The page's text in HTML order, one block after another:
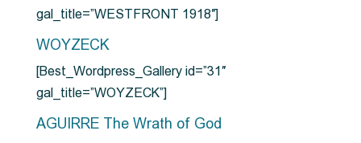
gal_title=”WESTFRONT 1918″]
WOYZECK
[Best_Wordpress_Gallery id=”31″
gal_title=”WOYZECK”]
AGUIRRE The Wrath of God